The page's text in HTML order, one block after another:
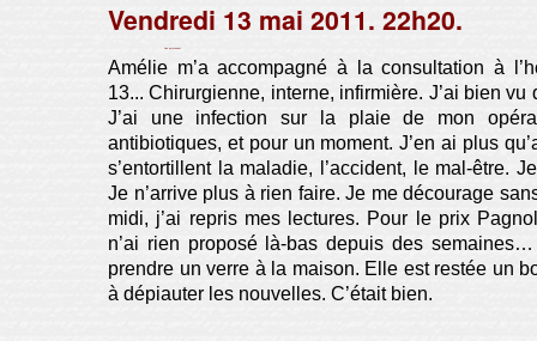
Vendredi 13 mai 2011. 22h20.
Amélie m’a accompagné à la consultation à
13... Chirurgienne, interne, infirmière. J’ai bien vu
J’ai une infection sur la plaie de mon
antibiotiques, et pour un moment. J’en ai plus
s’entortillent la maladie, l’accident, le mal-être.
Je n’arrive plus à rien faire. Je me décourage
midi, j’ai repris mes lectures. Pour le prix
n’ai rien proposé là-bas depuis des
prendre un verre à la maison. Elle est restée un
à dépiauter les nouvelles. C’était bien.